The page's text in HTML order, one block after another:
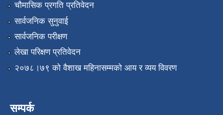
चौमासिक प्रगति प्रतिवेदन
सार्वजनिक सुनुवाई
सार्वजनिक परीक्षण
लेखा परिक्षण प्रतिवेदन
२०७८।७९ को वैशाख महिनासम्मको आय र व्यय विवरण
सम्पर्क